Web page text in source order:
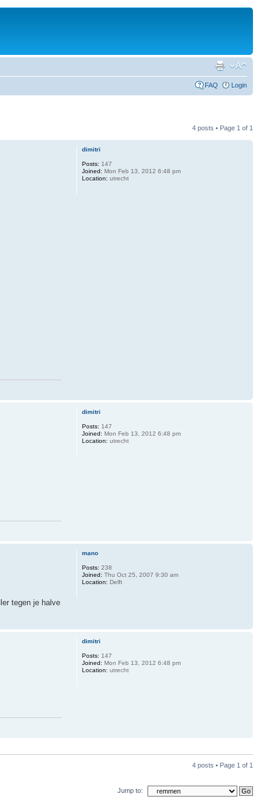
FAQ Login
4 posts • Page 1 of 1
dimitri
Posts: 147
Joined: Mon Feb 13, 2012 6:48 pm
Location: utrecht
dimitri
Posts: 147
Joined: Mon Feb 13, 2012 6:48 pm
Location: utrecht
tegen je halve
mano
Posts: 238
Joined: Thu Oct 25, 2007 9:30 am
Location: Delft
dimitri
Posts: 147
Joined: Mon Feb 13, 2012 6:48 pm
Location: utrecht
4 posts • Page 1 of 1
Jump to: